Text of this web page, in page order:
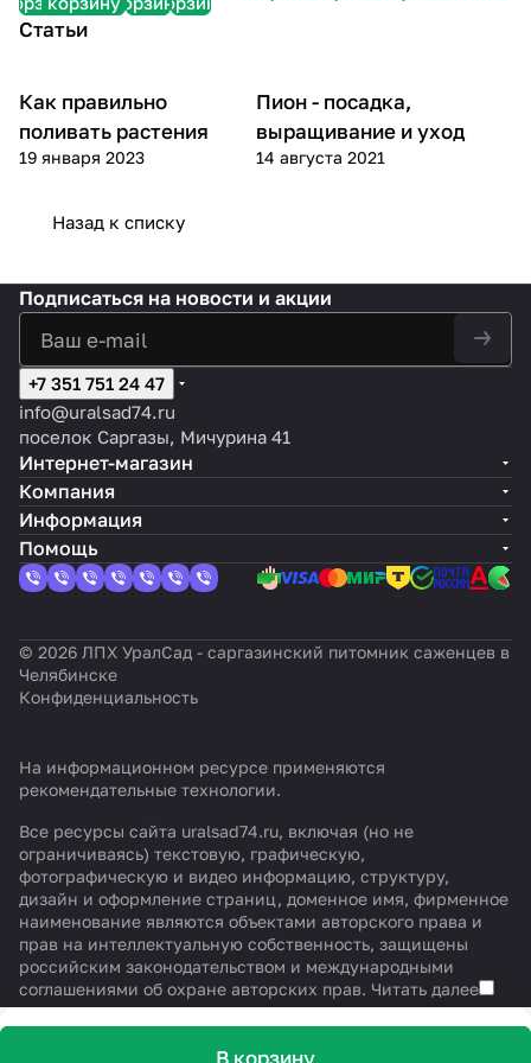
Wife)
Статьи
Посадка и уход
Как правильно
поливать растения
19 января 2023
Обзоры растений
Пион - посадка,
выращивание и уход
14 августа 2021
Назад к списку
В корзину
Подписаться на новости и акции
+7 351 751 24 47
info@uralsad74.ru
поселок Саргазы, Мичурина 41
Интернет-магазин
Компания
Информация
Помощь
© 2026 ЛПХ УралСад - саргазинский питомник саженцев в
Челябинске
Конфиденциальность
На информационном ресурсе применяются
рекомендательные технологии.
Все ресурсы сайта uralsad74.ru, включая (но не
ограничиваясь) текстовую, графическую,
фотографическую и видео информацию, структуру,
дизайн и оформление страниц, доменное имя, фирменное
наименование являются объектами авторского права и
прав на интеллектуальную собственность, защищены
российским законодательством и международными
соглашениями об охране авторских прав. Читать далее